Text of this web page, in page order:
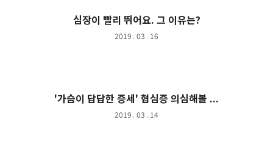
심장이 빨리 뛰어요. 그 이유는?
2019 . 03 . 16
'가슴이 답답한 증세' 협심증 의심해볼 ...
2019 . 03 . 14